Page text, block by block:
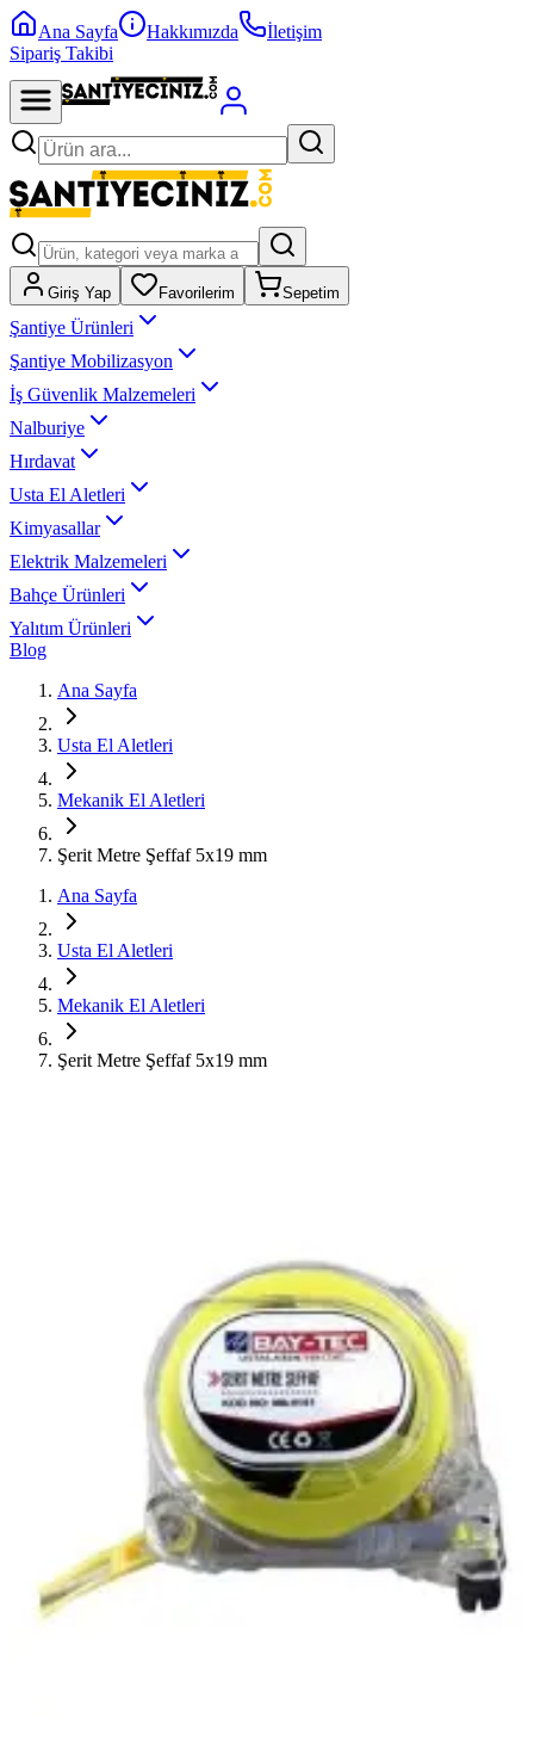
Ana Sayfa Hakkımızda
İletişim
Sipariş Takibi
Giriş Yap Favorilerim Sepetim
Şantiye Ürünleri
Şantiye Mobilizasyon
İş Güvenlik Malzemeleri
Nalburiye
Hırdavat
Usta El Aletleri
Kimyasallar
Elektrik Malzemeleri
Bahçe Ürünleri
Yalıtım Ürünleri
Blog
Ana Sayfa
Usta El Aletleri
Mekanik El Aletleri
Şerit Metre Şeffaf 5x19 mm
Ana Sayfa
Usta El Aletleri
Mekanik El Aletleri
Şerit Metre Şeffaf 5x19 mm